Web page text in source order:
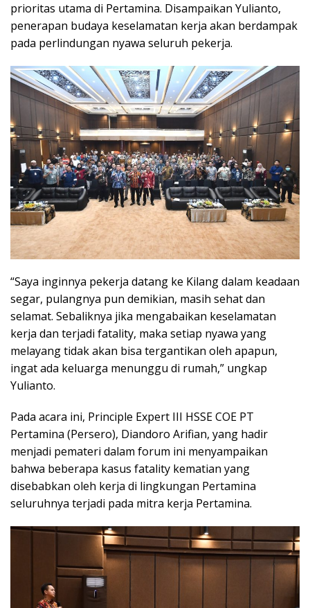
prioritas utama di Pertamina. Disampaikan Yulianto,
penerapan budaya keselamatan kerja akan berdampak
pada perlindungan nyawa seluruh pekerja.
“Saya inginnya pekerja datang ke Kilang dalam keadaan
segar, pulangnya pun demikian, masih sehat dan
selamat. Sebaliknya jika mengabaikan keselamatan
kerja dan terjadi fatality, maka setiap nyawa yang
melayang tidak akan bisa tergantikan oleh apapun,
ingat ada keluarga menunggu di rumah,” ungkap
Yulianto.
Pada acara ini, Principle Expert III HSSE COE PT
Pertamina (Persero), Diandoro Arifian, yang hadir
menjadi pemateri dalam forum ini menyampaikan
bahwa beberapa kasus fatality kematian yang
disebabkan oleh kerja di lingkungan Pertamina
seluruhnya terjadi pada mitra kerja Pertamina.